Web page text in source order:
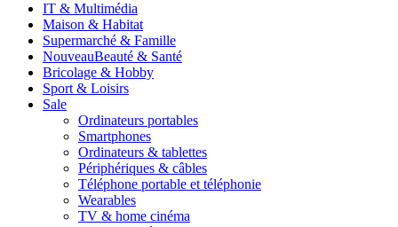
IT & Multimédia
Maison & Habitat
Supermarché & Famille
NouveauBeauté & Santé
Bricolage & Hobby
Sport & Loisirs
Sale
Ordinateurs portables
Smartphones
Ordinateurs & tablettes
Périphériques & câbles
Téléphone portable et téléphonie
Wearables
TV & home cinéma